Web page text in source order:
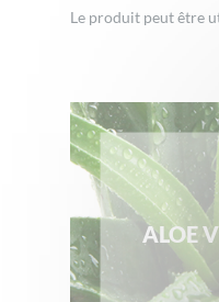
Le produit peut être
ALOE